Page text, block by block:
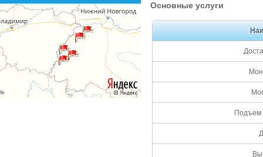
Основные услуги
Подъем